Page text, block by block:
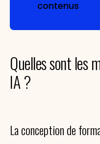
contenus
Quelles sont les
IA ?
La conception de